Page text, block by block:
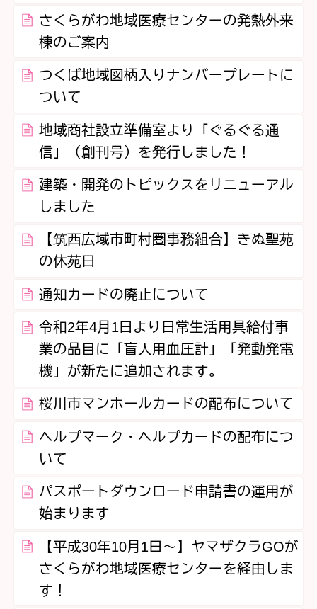
さくらがわ地域医療センターの発熱外来
棟のご案内
つくば地域図柄入りナンバープレートに
ついて
地域商社設立準備室より「ぐるぐる通
信」（創刊号）を発行しました！
建築・開発のトピックスをリニューアル
しました
【筑西広域市町村圏事務組合】きぬ聖苑
の休苑日
通知カードの廃止について
令和2年4月1日より日常生活用具給付事
業の品目に「盲人用血圧計」「発動発電
機」が新たに追加されます。
桜川市マンホールカードの配布について
ヘルプマーク・ヘルプカードの配布につ
いて
パスポートダウンロード申請書の運用が
始まります
【平成30年10月1日～】ヤマザクラGOが
さくらがわ地域医療センターを経由しま
す！